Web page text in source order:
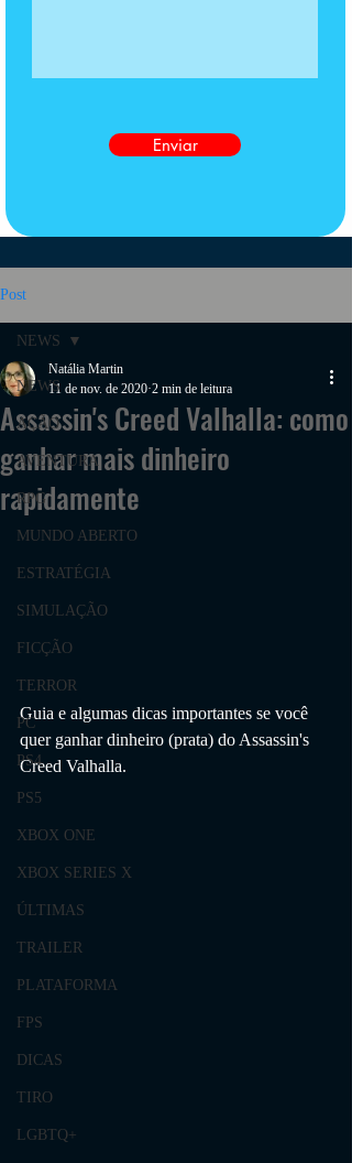
Enviar
Post
NEWS
AÇÃO
AVENTURA
RPG
MUNDO ABERTO
ESTRATÉGIA
SIMULAÇÃO
FICÇÃO
TERROR
PC
PS4
PS5
XBOX ONE
XBOX SERIES X
ÚLTIMAS
TRAILER
PLATAFORMA
FPS
DICAS
TIRO
LGBTQ+
NEWS
Assassin's Creed Valhalla: como
ganhar mais dinheiro
rapidamente
Natália Martin
11 de nov. de 2020 2 min de leitura
Guia e algumas dicas importantes se você
quer ganhar dinheiro (prata) do Assassin's
Creed Valhalla.